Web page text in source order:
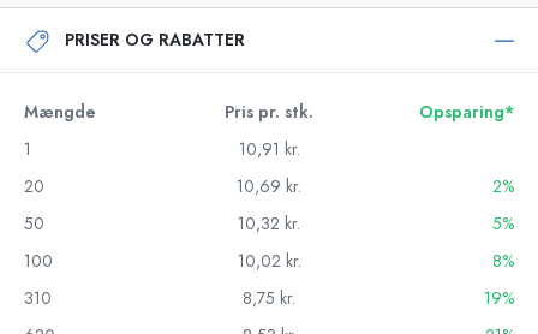
PRISER OG RABATTER
Mængde Pris pr. stk.
Opsparing*
1
10,91 kr.
20
10,69 kr.
2%
50
10,32 kr.
5%
100
10,02 kr.
8%
310
8,75 kr.
19%